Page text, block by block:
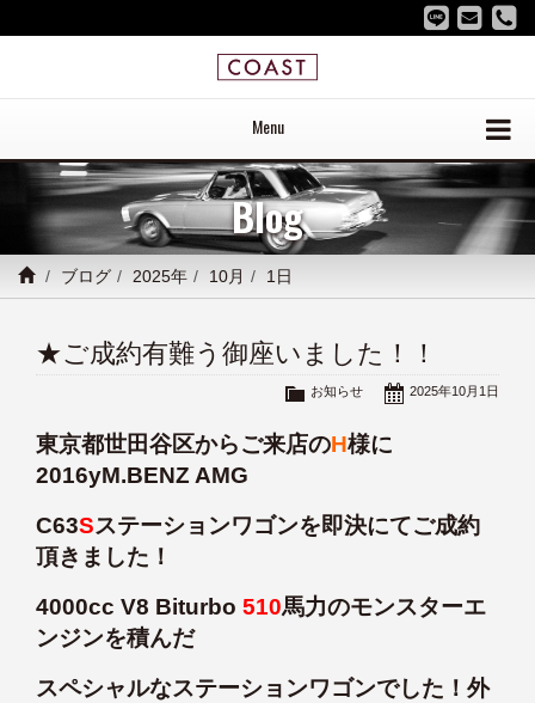
Menu
Blog
ブログ 2025年 10月 1日
★ご成約有難う御座いました！！
2025年10月1日
お知らせ
東京都世田谷区からご来店のH様に
2016yM.BENZ AMG
C63Sステーションワゴンを即決にてご成約
頂きました！
4000cc V8 Biturbo 510馬力のモンスターエ
ンジンを積んだ
スペシャルなステーションワゴンでした！外